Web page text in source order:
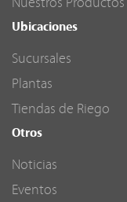
Nuestros Productos
Ubicaciones
Sucursales
Plantas
Tiendas de Riego
Otros
Noticias
Eventos